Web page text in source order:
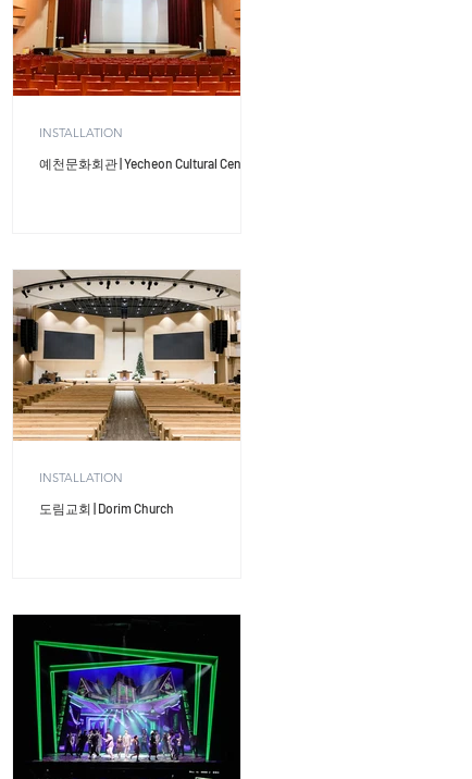
예천문화회관 | Yecheon Cultural Center
INSTALLATION
도림교회 | Dorim Church
INSTALLATION